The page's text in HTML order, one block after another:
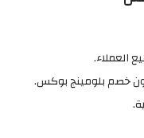
خصم بلومينج بوكس.